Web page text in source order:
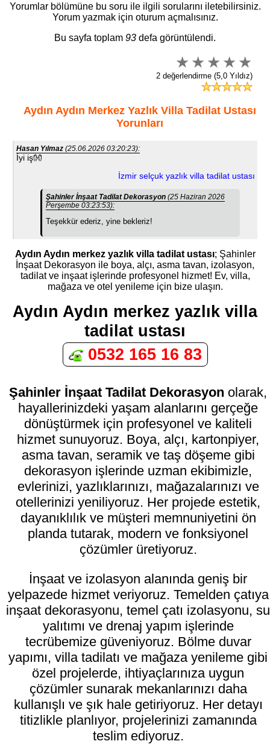
Yorumlar bölümüne bu soru ile ilgili sorularını iletebilirsiniz.
Yorum yazmak için oturum açmalısınız.
Bu sayfa toplam 93 defa görüntülendi.
2 değerlendirme (5,0 Yıldız)
Aydın Aydın Merkez Yazlık Villa Tadilat Ustası
Yorunları
Hasan Yılmaz (25.06.2026 03:20:23):
İyi iş👐
İzmir selçuk yazlık villa tadilat ustası
Şahinler İnşaat Tadilat Dekorasyon(25 Haziran 2026
Perşembe 03:23:53):
Teşekkür ederiz, yine bekleriz!
Aydın Aydın merkez yazlık villa tadilat ustası; Şahinler
İnşaat Dekorasyon ile boya, alçı, asma tavan, izolasyon,
tadilat ve inşaat işlerinde profesyonel hizmet! Ev, villa,
mağaza ve otel yenileme için bize ulaşın.
Aydın Aydın merkez yazlık villa
tadilat ustası
0532 165 16 83
Şahinler İnşaat Tadilat Dekorasyon olarak,
hayallerinizdeki yaşam alanlarını gerçeğe
dönüştürmek için profesyonel ve kaliteli
hizmet sunuyoruz. Boya, alçı, kartonpiyer,
asma tavan, seramik ve taş döşeme gibi
dekorasyon işlerinde uzman ekibimizle,
evlerinizi, yazlıklarınızı, mağazalarınızı ve
otellerinizi yeniliyoruz. Her projede estetik,
dayanıklılık ve müşteri memnuniyetini ön
planda tutarak, modern ve fonksiyonel
çözümler üretiyoruz.
İnşaat ve izolasyon alanında geniş bir
yelpazede hizmet veriyoruz. Temelden çatıya
inşaat dekorasyonu, temel çatı izolasyonu, su
yalıtımı ve drenaj yapım işlerinde
tecrübemize güveniyoruz. Bölme duvar
yapımı, villa tadilatı ve mağaza yenileme gibi
özel projelerde, ihtiyaçlarınıza uygun
çözümler sunarak mekanlarınızı daha
kullanışlı ve şık hale getiriyoruz. Her detayı
titizlikle planlıyor, projelerinizi zamanında
teslim ediyoruz.